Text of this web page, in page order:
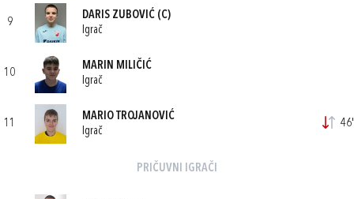
9
DARIS ZUBOVIĆ (C)
Igrač
10
MARIN MILIČIĆ
Igrač
11
MARIO TROJANOVIĆ
Igrač
46'
PRIČUVNI IGRAČI